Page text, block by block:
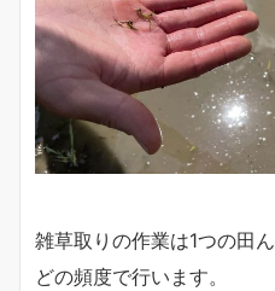
雑草取りの作業は1つの田
どの頻度で行います。